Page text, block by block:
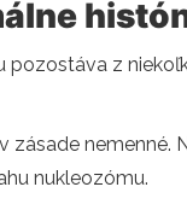
pozostáva z
zásade nemenné.
nukleozómu.